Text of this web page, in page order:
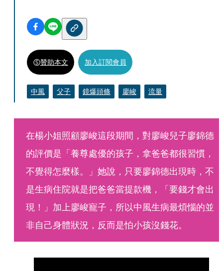
贊助本文 加入訂閱會員
中風 父子 鏡爆頭條 廖峻 流量
在楊小姐照顧廖峻這段期間，對廖峻兒子廖錦德
的評價是「養尊處優的孩子，拿爸爸都很習慣，
不覺得怎麼樣。」她說，只要廖錦德出現時，不
是生病住院就是把爸爸當提款機，「要錢才會出
現！」加上廖峻寵子，所以中風生病最煩惱的並
非自己身體狀況，反而是怕小孩沒錢花。